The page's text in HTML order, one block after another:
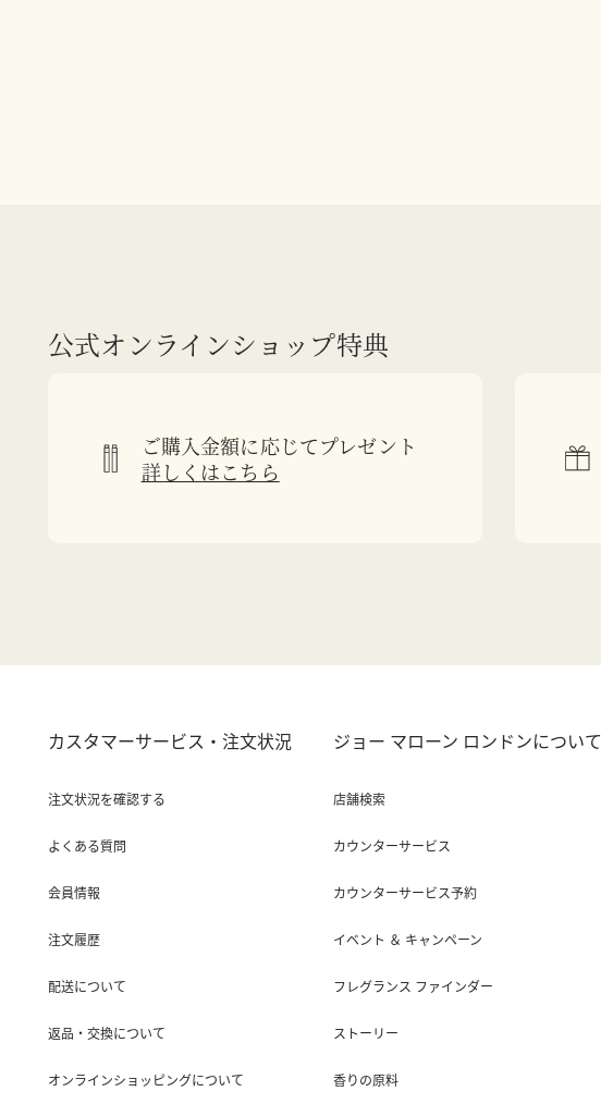
公式オンラインショップ特典
ご購入金額に応じてプレゼント
詳しくはこちら
カスタマーサービス・注文状況
注文状況を確認する
よくある質問
会員情報
注文履歴
配送について
返品・交換について
オンラインショッピングについて
ジョー マローン ロンドンについて
店舗検索
カウンターサービス
カウンターサービス予約
イベント ＆ キャンペーン
フレグランス ファインダー
ストーリー
香りの原料